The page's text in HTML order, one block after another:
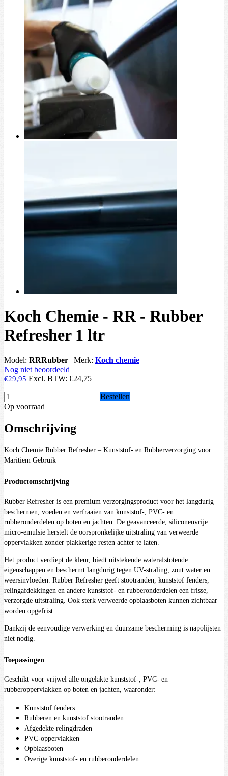
Koch Chemie - RR - Rubber
Refresher 1 ltr
Model: RRRubber | Merk: Koch chemie
Nog niet beoordeeld
€29,95 Excl. BTW: €24,75
Bestellen
Op voorraad
Omschrijving
Koch Chemie Rubber Refresher – Kunststof- en Rubberverzorging voor
Maritiem Gebruik
Productomschrijving
Rubber Refresher is een premium verzorgingsproduct voor het langdurig
beschermen, voeden en verfraaien van kunststof-, PVC- en
rubberonderdelen op boten en jachten. De geavanceerde, siliconenvrije
micro-emulsie herstelt de oorspronkelijke uitstraling van verweerde
oppervlakken zonder plakkerige resten achter te laten.
Het product verdiept de kleur, biedt uitstekende waterafstotende
eigenschappen en beschermt langdurig tegen UV-straling, zout water en
weersinvloeden. Rubber Refresher geeft stootranden, kunststof fenders,
relingafdekkingen en andere kunststof- en rubberonderdelen een frisse,
verzorgde uitstraling. Ook sterk verweerde opblaasboten kunnen zichtbaar
worden opgefrist.
Dankzij de eenvoudige verwerking en duurzame bescherming is napolijsten
niet nodig.
Toepassingen
Geschikt voor vrijwel alle ongelakte kunststof-, PVC- en
rubberoppervlakken op boten en jachten, waaronder:
Kunststof fenders
Rubberen en kunststof stootranden
Afgedekte relingdraden
PVC-oppervlakken
Opblaasboten
Overige kunststof- en rubberonderdelen